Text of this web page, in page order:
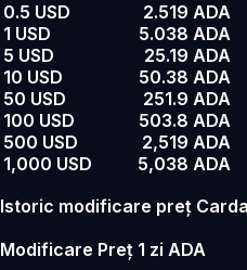
0.5 USD
2.519 ADA
1 USD
5.038 ADA
5 USD
25.19 ADA
10 USD
50.38 ADA
50 USD
251.9 ADA
100 USD
503.8 ADA
500 USD
2,519 ADA
1,000 USD
5,038 ADA
Istoric modificare preț
Modificare Preț 1 zi ADA